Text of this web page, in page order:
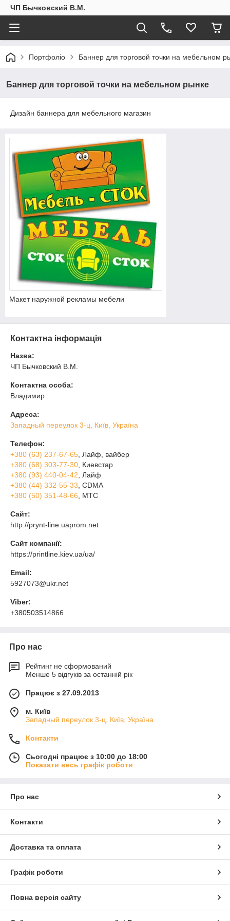
ЧП Бычковский В.М.
Портфоліо Баннер для торговой точки на мебельном
Баннер для торговой точки на мебельном рынке
Дизайн баннера для мебельного магазин
Макет наружной рекламы мебели
Контактна інформація
Назва:
ЧП Бычковский В.М.
Контактна особа:
Владимир
Адреса:
Западный переулок 3-ц, Київ, Україна
Телефон:
+380 (63) 237-67-65 , Лайф, вайбер
+380 (68) 303-77-30 , Киевстар
+380 (93) 440-04-42 , Лайф
+380 (44) 332-55-33 , CDMA
+380 (50) 351-48-66 , МТС
Сайт:
http://prynt-line.uaprom.net
Сайт компанії:
https://printline.kiev.ua/ua/
Email:
5927073@ukr.net
Viber:
+380503514866
Про нас
Рейтинг не сформований
Менше 5 відгуків за останній рік
Працює з 27.09.2013
м. Київ
Западный переулок 3-ц, Київ, Україна
Контакти
Сьогодні працює з 10:00 до 18:00
Показати весь графік роботи
Про нас
Контакти
Доставка та оплата
Графік роботи
Повна версія сайту